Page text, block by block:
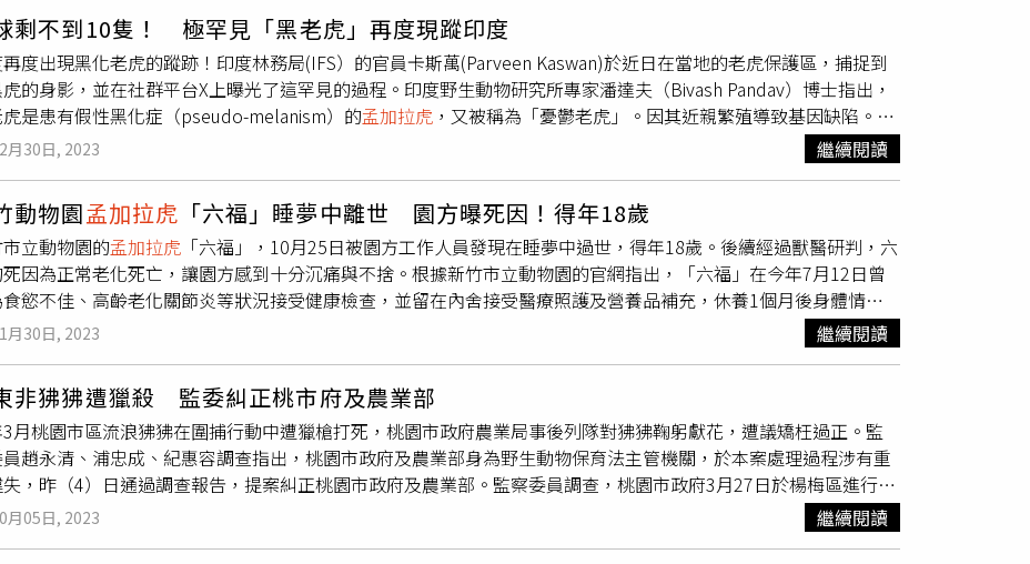
。園方還表示，這不是為了幫動物園打廣告，而是他們發自內心的一份禮物，並希望這些美麗的鳥能夠點亮士兵
地生活。除此之外，俄軍士兵也表示，有了這兩隻孔雀，軍人將能在前線「找到一些精神上的平靜」，或者單純
靜靜地沉思和欣賞鳥類的美」。然而，消息在’軮路上瘋傳後，利佩茨克動物園就將文章和影片刪除。這場殘酷
摧毀了無數生命，但俄烏戰爭仍未見休戰跡象，就連動物也成了俄軍掠奪的對象，有烏克蘭媒體稍早報導，俄羅
烏克蘭臨時被佔領區的動物園中盜走了稀有的
，還將斑馬從生態保護區中遷往克里米亞半島。俄羅斯動
剩不到10隻！ 極罕見「黑老虎」再度現蹤印度
度出現黑化老虎的蹤跡！印度林務局(IFS）的官員卡斯萬(Parveen Kaswan)於近日在當地的老虎保護區，捕捉到
的身影，並在社群平台X上曝光了這罕見的過程。印度野生動物研究所專家潘達夫（Bivash Pandav）博士指出，
是患有假性黑化症（pseudo-melanism）的孟加拉虎 ，又被稱為「憂鬱老虎」。因其近親繁殖導致基因缺陷。其
色條紋較粗，導致之間空隙小，蓋過橘色毛皮，因此外觀顯得十分特別，而牠們的體型也比正常的
孟加拉虎稍
據新德里電視台報導，卡斯萬說，黑化老虎非常罕見，第一隻在1993年被發現，但在當時因為有名小男孩出於自
所以拿弓箭射殺了母老虎。如今隨著時間的推移，有更多的老虎被記錄下來。事實上，因為許多盜獵者為了獲取黑
爪子和鬍鬚等，已經對其族群造成莫大的傷害，目前這種老虎在世上僅存不到10隻。
月30日, 2023 繼續閱讀
動物園孟加拉虎 「六福」睡夢中離世 園方曝死因！得年18歲
立動物園的孟加拉虎 「六福」，10月25日被園方工作人員發現在睡夢中過世，得年18歲。後續經過獸醫研判，六
因為正常老化死亡，讓園方感到十分沉痛與不捨。根據新竹市立動物園的官網指出，「六福」在今年7月12日曾
慾不佳、高齡老化關節炎等狀況接受健康檢查，並留在內舍接受醫療照護及營養品補充，休養1個月後身體情況
後續考慮到室外空間更有助於肌肉與良好的心理發展，經獸醫評估後決定於8月27日將「六福」回歸室外展場，
密切追蹤「六福」健康狀況並給予適當的醫療支持。新竹市立動物園表示，動物園採內科療法，獸醫師每天給予維
。無奈在細心照護下，六福仍敵不過自然身體老化的速度，10月25日下午被發現在展場中於睡夢中安詳過世。事
孟加拉虎兄弟「六福」、「來福」民國94年在六福村出生後，便一起來到新竹市立動物園。新竹市立動物園透
外生活的老虎壽命為8-10年，人為圈養的情況則能拉長到約15年，今年滿18歲的六福等同人類年齡88歲，已屬於
齡。新竹市立動物園坦言，面對「六福」的離開感到非常難過與不捨，也很謝謝「六福」陪伴市民的18個年頭。
，未來老虎的展區將會與台灣動物園暨水族館協會(TAZA)合作與評估，規劃日後借展動物事宜，並將於官網盡快
月30日, 2023 繼續閱讀
非狒狒遭獵殺 監委糾正桃市府及農業部
月桃園市區流浪狒狒在圍捕行動中遭獵槍打死，桃園市政府農業局事後列隊對狒狒鞠躬獻花，遭議矯枉過正。監
趙永清、浦忠成、紀惠容調查指出，桃園市政府及農業部身為野生動物保育法主管機關，於本案處理過程涉有重
，昨（4）日通過調查報告，提案糾正桃園市政府及農業部。監察委員調查，桃園市政府3月27日於楊梅區進行圍
行動，未指派行動指揮官，人力調度猶如散沙，任由民眾媒體圍觀、動物緊迫；事中，獵人持獵槍參與圍捕並朝
射擊，農業局人員對外宣稱毫不知情，導致狒狒受獵槍傷後，六福村人員再朝其擊發麻醉槍；事後，未立即檢傷而
月05日, 2023 繼續閱讀